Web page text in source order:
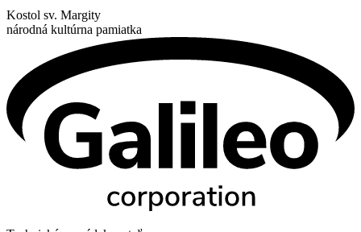
Kostol sv. Margity
národná kultúrna pamiatka